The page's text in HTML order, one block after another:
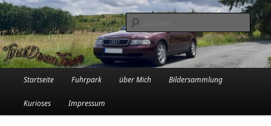
Zum
primären
Inhalt
springenTinadowntown
Die Audi-Schrauberin und ihre Erlebnisse in der Garage
Startseite Fuhrpark über Mich Bildersammlung
Kurioses Impressum